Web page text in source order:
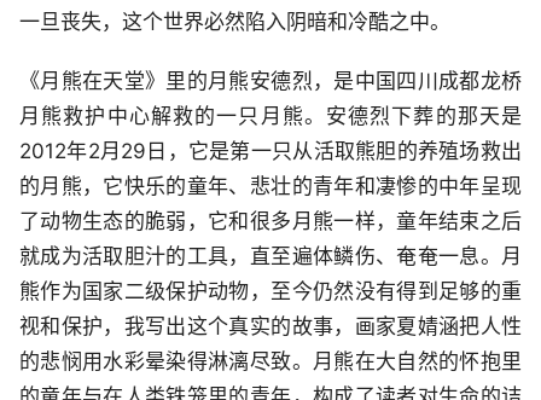
一旦丧失，这个世界必然陷入阴暗和冷酷之中。
《月熊在天堂》里的月熊安德烈，是中国四川成都龙桥
月熊救护中心解救的一只月熊。安德烈下葬的那天是
2012年2月29日，它是第一只从活取熊胆的养殖场救出
的月熊，它快乐的童年、悲壮的青年和凄惨的中年呈现
了动物生态的脆弱，它和很多月熊一样，童年结束之后
就成为活取胆汁的工具，直至遍体鳞伤、奄奄一息。月
熊作为国家二级保护动物，至今仍然没有得到足够的重
视和保护，我写出这个真实的故事，画家夏婧涵把人性
的悲悯用水彩晕染得淋漓尽致。月熊在大自然的怀抱里